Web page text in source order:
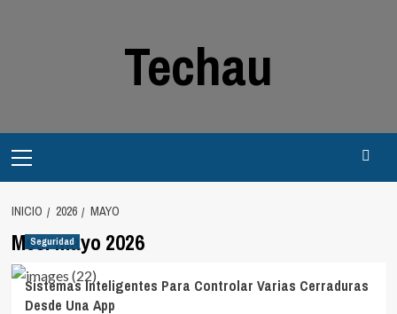
Techau
principal
INICIO 2026 MAYO
Mes:mayo 2026
Seguridad
Sistemas Inteligentes Para Controlar Varias Cerraduras
Desde Una App